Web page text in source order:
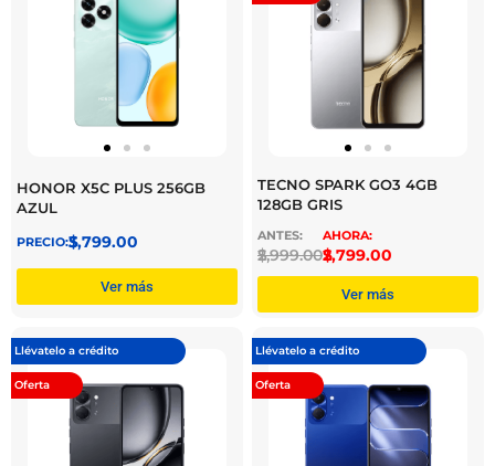
HONOR X5C PLUS 256GB
AZUL
$
3,799.00
Ver más
TECNO SPARK GO3 4GB
128GB GRIS
$
2,999.00$
2,799.00
Ver más
Llévatelo a crédito
Oferta
Llévatelo a crédito
Oferta